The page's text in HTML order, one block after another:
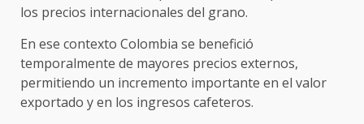
los precios internacionales del grano.
En ese contexto Colombia se benefició
temporalmente de mayores precios externos,
permitiendo un incremento importante en el valor
exportado y en los ingresos cafeteros.